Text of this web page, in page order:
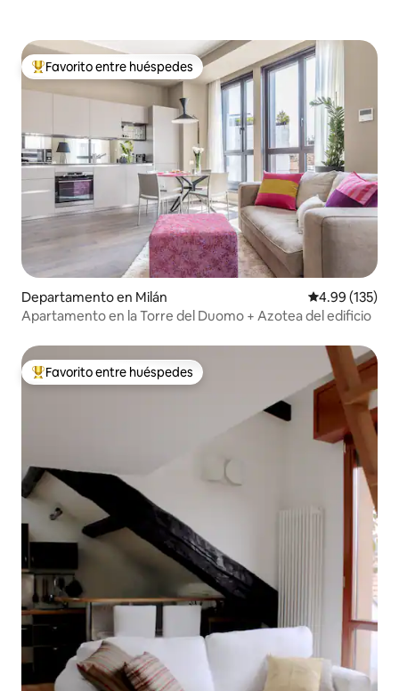
De los mejores en Favorito entre huéspedes
Favorito entre huéspedes
Departamento en Milán Calificación
4.99 (135)
Apartamento en la Torre del Duomo + Azotea del edificio
De los mejores en Favorito entre huéspedes
Favorito entre huéspedes